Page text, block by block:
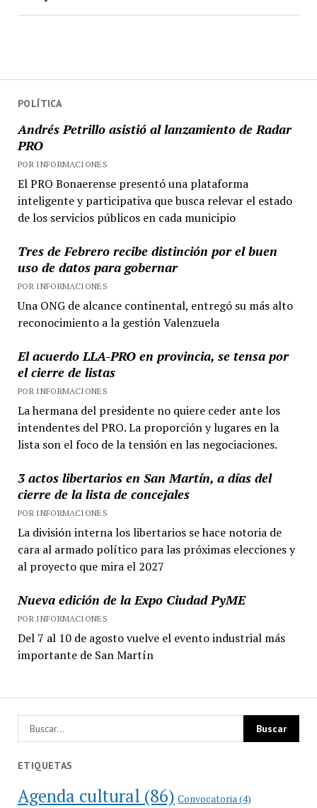
POLÍTICA
Andrés Petrillo asistió al lanzamiento de Radar
PRO
POR INFORMACIONES
El PRO Bonaerense presentó una plataforma
inteligente y participativa que busca relevar el estado
de los servicios públicos en cada municipio
Tres de Febrero recibe distinción por el buen
uso de datos para gobernar
POR INFORMACIONES
Una ONG de alcance continental, entregó su más alto
reconocimiento a la gestión Valenzuela
El acuerdo LLA-PRO en provincia, se tensa por
el cierre de listas
POR INFORMACIONES
La hermana del presidente no quiere ceder ante los
intendentes del PRO. La proporción y lugares en la
lista son el foco de la tensión en las negociaciones.
3 actos libertarios en San Martín, a días del
cierre de la lista de concejales
POR INFORMACIONES
La división interna los libertarios se hace notoria de
cara al armado político para las próximas elecciones y
al proyecto que mira el 2027
Nueva edición de la Expo Ciudad PyME
POR INFORMACIONES
Del 7 al 10 de agosto vuelve el evento industrial más
importante de San Martín
ETIQUETAS
Agenda cultural (86) Convocatoria (4)